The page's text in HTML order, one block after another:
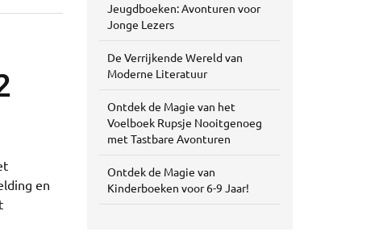
en
Jeugdboeken: Avonturen voor
Jonge Lezers
De Verrijkende Wereld van
Moderne Literatuur
Ontdek de Magie van het
Voelboek Rupsje Nooitgenoeg
met Tastbare Avonturen
Ontdek de Magie van
Kinderboeken voor 6-9 Jaar!